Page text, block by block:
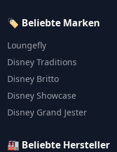
🏷️ Beliebte Marken
Loungefly
Disney Traditions
Disney Britto
Disney Showcase
Disney Grand Jester
🏭 Beliebte Hersteller